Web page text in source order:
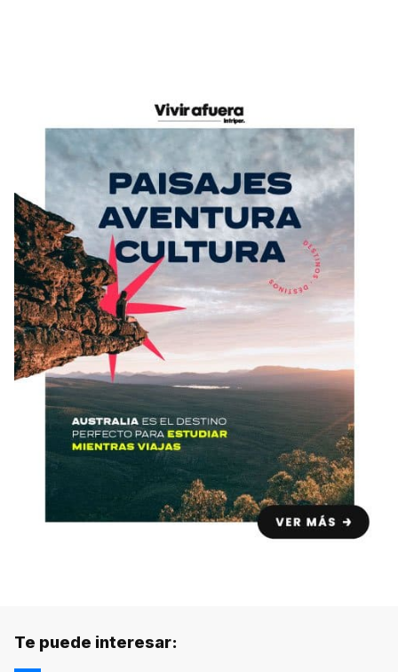
Te puede interesar: